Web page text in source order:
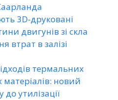
3D-друковані
двигунів зі скла
втрат в залізі
термальних
матеріалів: новий
до утилізації